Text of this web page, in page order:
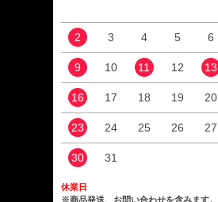
2 3 4 5 6
9 10 11 12 13
16 17 18 19 20
23 24 25 26 27
30 31
休業日
※商品発送、お問い合わせを含みます。